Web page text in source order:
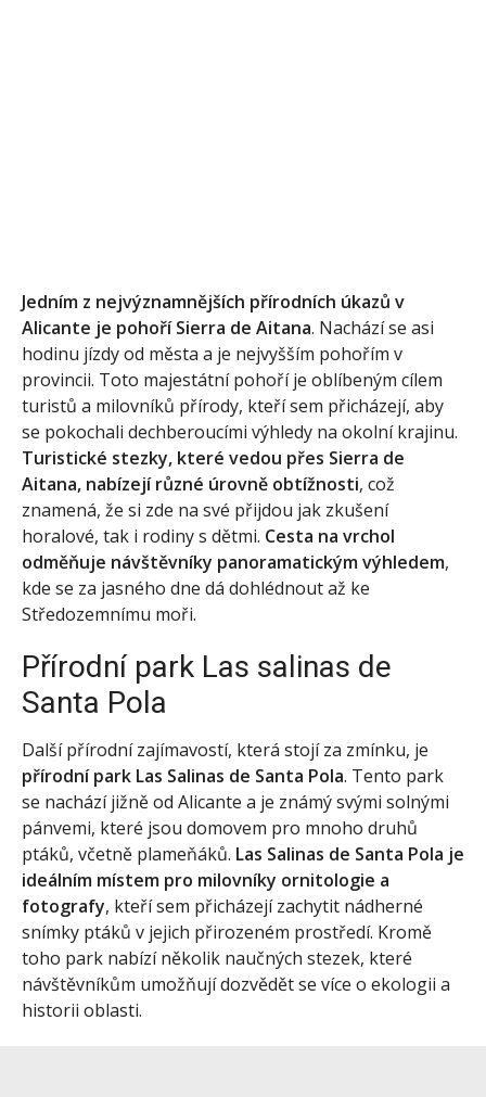
Jedním z nejvýznamnějších přírodních úkazů v
Alicante je pohoří Sierra de Aitana. Nachází se asi
hodinu jízdy od města a je nejvyšším pohořím v
provincii. Toto majestátní pohoří je oblíbeným cílem
turistů a milovníků přírody, kteří sem přicházejí, aby
se pokochali dechberoucími výhledy na okolní krajinu.
Turistické stezky, které vedou přes Sierra de
Aitana, nabízejí různé úrovně obtížnosti, což
znamená, že si zde na své přijdou jak zkušení
horalové, tak i rodiny s dětmi. Cesta na vrchol
odměňuje návštěvníky panoramatickým výhledem,
kde se za jasného dne dá dohlédnout až ke
Středozemnímu moři.
Přírodní park Las salinas de
Santa Pola
Další přírodní zajímavostí, která stojí za zmínku, je
přírodní park Las Salinas de Santa Pola. Tento park
se nachází jižně od Alicante a je známý svými solnými
pánvemi, které jsou domovem pro mnoho druhů
ptáků, včetně plameňáků. Las Salinas de Santa Pola je
ideálním místem pro milovníky ornitologie a
fotografy, kteří sem přicházejí zachytit nádherné
snímky ptáků v jejich přirozeném prostředí. Kromě
toho park nabízí několik naučných stezek, které
návštěvníkům umožňují dozvědět se více o ekologii a
historii oblasti.